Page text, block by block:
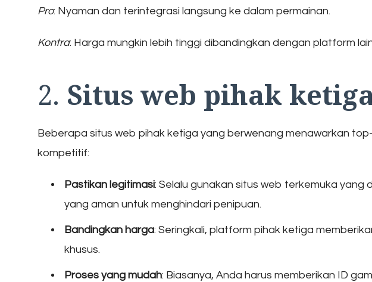
Pro: Nyaman dan terintegrasi langsung ke dalam permainan.
Kontra: Harga mungkin lebih tinggi dibandingkan dengan platform
2. Situs web pihak
Beberapa situs web pihak ketiga yang berwenang menawarkan
kompetitif:
Pastikan legitimasi: Selalu gunakan situs web terkemuka yang
yang aman untuk menghindari penipuan.
Bandingkan harga: Seringkali, platform pihak ketiga
khusus.
Proses yang mudah: Biasanya, Anda harus memberikan ID